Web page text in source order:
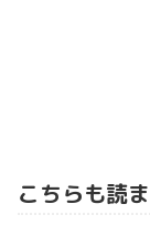
こちらも読